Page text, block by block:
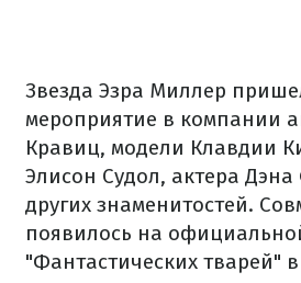
Звезда Эзра Миллер
мероприятие в компании
Кравиц, модели Клавдии
Элисон Судол, актера
других знаменитостей.
появилось на
"Фантастических тварей"